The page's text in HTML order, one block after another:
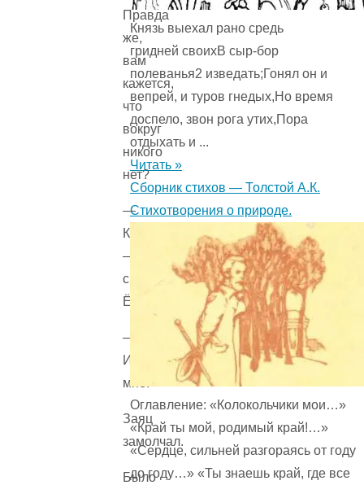
Правда
же,
вам
кажется,
что
вокруг
никого
нет?
—
Кажется.
—
сказал
Ёжик.
—
И
мне.
Заяц
замолчал.
Было
Князь выехал рано средь
гридней своихВ сыр-бор
полеванья2 изведать;Гонял он и
вепрей, и туров гнедых,Но время
доспело, звон рога утих,Пора
отдыхать и ...
Читать »
Сборник стихов — Толстой А.К.
Стихотворения о природе.
Оглавление: «Колокольчики мои…»
«Край ты мой, родимый край!…»
«Сердце, сильней разгораясь от году
до году…» «Ты знаешь край, где все